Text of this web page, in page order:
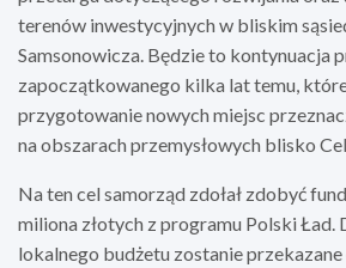
terenów inwestycyjnych w bliskim
Samsonowicza. Będzie to kontynuacja
zapoczątkowanego kilka lat temu,
przygotowanie nowych miejsc
na obszarach przemysłowych blisko
Na ten cel samorząd zdołał zdobyć
miliona złotych z programu Polski Ład.
lokalnego budżetu zostanie